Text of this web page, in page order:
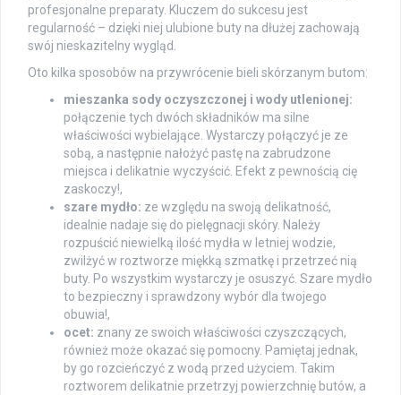
profesjonalne preparaty. Kluczem do sukcesu jest
regularność – dzięki niej ulubione buty na dłużej zachowają
swój nieskazitelny wygląd.
Oto kilka sposobów na przywrócenie bieli skórzanym butom:
mieszanka sody oczyszczonej i wody utlenionej:
połączenie tych dwóch składników ma silne
właściwości wybielające. Wystarczy połączyć je ze
sobą, a następnie nałożyć pastę na zabrudzone
miejsca i delikatnie wyczyścić. Efekt z pewnością cię
zaskoczy!,
szare mydło: ze względu na swoją delikatność,
idealnie nadaje się do pielęgnacji skóry. Należy
rozpuścić niewielką ilość mydła w letniej wodzie,
zwilżyć w roztworze miękką szmatkę i przetrzeć nią
buty. Po wszystkim wystarczy je osuszyć. Szare mydło
to bezpieczny i sprawdzony wybór dla twojego
obuwia!,
ocet: znany ze swoich właściwości czyszczących,
również może okazać się pomocny. Pamiętaj jednak,
by go rozcieńczyć z wodą przed użyciem. Takim
roztworem delikatnie przetrzyj powierzchnię butów, a